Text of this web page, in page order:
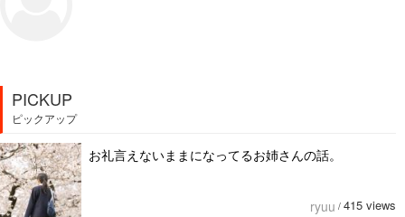
PICKUP
ピックアップ
お礼言えないままになってるお姉さんの話。
ryuu / 415 views